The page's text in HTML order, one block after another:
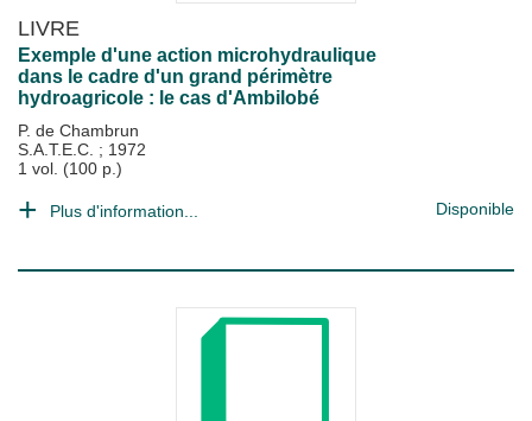
LIVRE
Exemple d'une action microhydraulique
dans le cadre d'un grand périmètre
hydroagricole : le cas d'Ambilobé
P. de Chambrun
S.A.T.E.C. ; 1972
1 vol. (100 p.)
Plus d'information... Disponible